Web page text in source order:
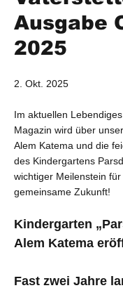
Ausgabe
2025
2. Okt. 2025
Im aktuellen
Magazin wird über
Alem Katema und die
des Kindergartens
wichtiger Meilenstein
gemeinsame Zukunft!
Kindergarten
Alem Katema
Fast zwei Jahre